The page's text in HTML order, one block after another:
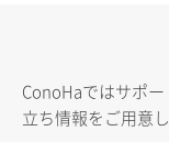
ConoHaではサポ
立ち情報をご用意